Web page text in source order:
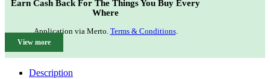
Earn Cash Back For The Things You Buy Every
Where
Application via Merto. Terms & Conditions.
View more
Description